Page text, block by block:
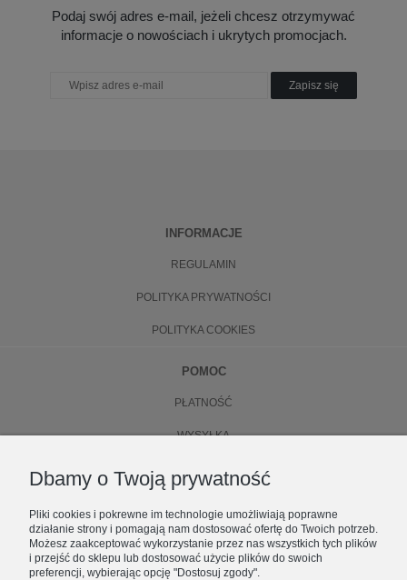
Podaj swój adres e-mail, jeżeli chcesz otrzymywać
informacje o nowościach i ukrytych promocjach.
Zapisz się
INFORMACJE
REGULAMIN
POLITYKA PRYWATNOŚCI
POLITYKA COOKIES
POMOC
PŁATNOŚĆ
WYSYŁKA
O NAS
KONTAKT
Dbamy o Twoją prywatność
Pliki cookies i pokrewne im technologie umożliwiają poprawne
działanie strony i pomagają nam dostosować ofertę do Twoich potrzeb.
Możesz zaakceptować wykorzystanie przez nas wszystkich tych plików
i przejść do sklepu lub dostosować użycie plików do swoich
preferencji, wybierając opcję "Dostosuj zgody".